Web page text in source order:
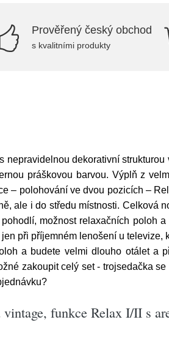
Prověřený český obchod
s kvalitními produkty
dekorativní
práškovou barvou. Výplň z
– polohování ve dvou pozicích –
ale i do středu místnosti. Celková
možnost relaxačních poloh
při příjemném lenošení u televize,
a budete velmi dlouho otálet a
zakoupit celý set - trojsedačka se
funkce Relax I/II s